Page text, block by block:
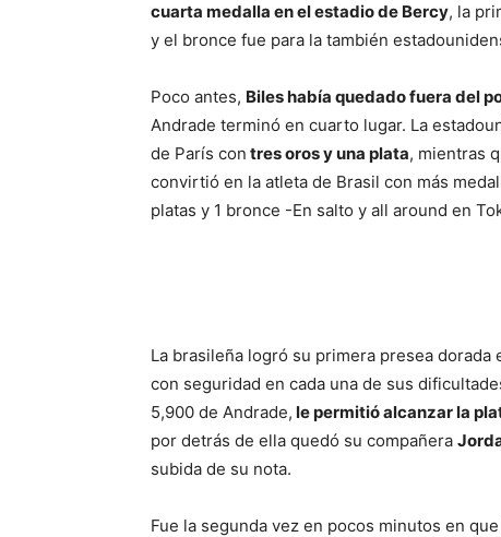
cuarta medalla en el estadio de Bercy, la
y el bronce fue para la también
Poco antes, Biles había quedado fuera del
Andrade terminó en cuarto lugar. La
de París con tres oros y una plata, mientras
convirtió en la atleta de Brasil con más
platas y 1 bronce -En salto y all around en
La brasileña logró su primera presea dorada
con seguridad en cada una de sus
5,900 de Andrade, le permitió alcanzar la
por detrás de ella quedó su compañera
subida de su nota.
Fue la segunda vez en pocos minutos en que